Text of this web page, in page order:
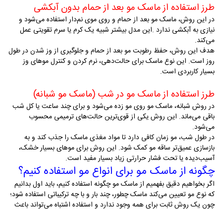
طرز استفاده از ماسک مو بعد از حمام بدون آبکشی
در این روش، ماسک مو بعد از حمام و روی موی نم‌دار استفاده می‌شود و
نیازی به آبکشی ندارد .این مدل بیشتر شبیه یک کرم یا سرم تقویتی عمل
می‌کند.
هدف این روش، حفظ رطوبت مو بعد از حمام و جلوگیری از وز شدن در طول
روز است. این نوع ماسک برای حالت‌دهی، نرم کردن و کنترل موهای وز
بسیار کاربردی است.
طرز استفاده از ماسک مو در شب (ماسک مو شبانه)
در روش شبانه، ماسک مو روی مو زده می‌شود و برای چند ساعت یا کل شب
باقی می‌ماند. این روش یکی از قوی‌ترین حالت‌های ترمیمی محسوب
می‌شود.
در طول شب، مو زمان کافی دارد تا مواد مغذی ماسک را جذب کند و به
بازسازی عمیق‌تر ساقه مو کمک شود. این روش برای موهای بسیار خشک،
آسیب‌دیده یا تحت فشار حرارتی زیاد بسیار مفید است.
چگونه از ماسک مو برای انواع مو استفاده کنیم؟
اگر بخواهیم دقیق بفهمیم از ماسک مو چگونه استفاده کنیم، باید اول بدانیم
که نوع مو تعیین می‌کند ماسک چطور، چند بار و با چه ترکیباتی استفاده شود؛
چون یک روش ثابت برای همه وجود ندارد و استفاده اشتباه می‌تواند باعث